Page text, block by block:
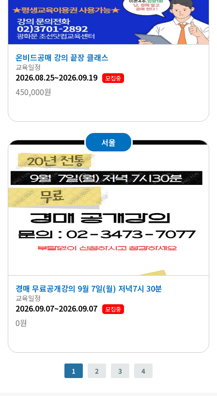
온비드공매 강의 끝장 클래스
교육일정
2026.08.25~2026.09.19 모집중
450,000원
서울
경매 무료공개강의 9월 7일(월) 저녁7시 30분
교육일정
2026.09.07~2026.09.07 모집중
0원
1 2 3 4